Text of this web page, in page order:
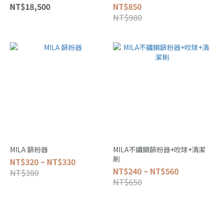
NT$18,500
NT$850
NT$980
MILA 篩粉器
NT$320 ~ NT$330
NT$380
MILA不鏽鋼篩粉器+吹球+清潔
刷
NT$240 ~ NT$560
NT$650